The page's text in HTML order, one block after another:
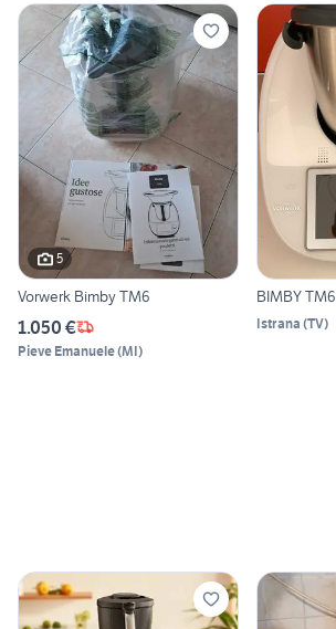
5
Vorwerk Bimby TM6
1.050 €
Pieve Emanuele(MI)
BIMBY TM6
Istrana (TV)